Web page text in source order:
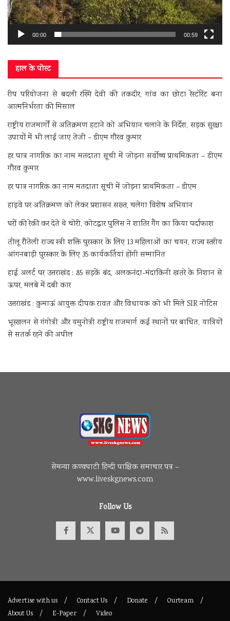
00:00 00:59
हाल के पोस्ट
रीप परियोजना से बदली रश्मि देवी की तकदीर, गांव का छोटा रेस्टोरेंट बना
आत्मनिर्भरता की मिसाल
राष्ट्रीय राजमार्गों से अतिक्रमण हटाने को अभियान चलाने के निर्देश, सड़क सुरक्षा
उपायों में भी लाई जाए तेजी – डीएम गौरव कुमार
हर पात्र नागरिक का नाम मतदाता सूची में जोड़ना सर्वोच्च प्राथमिकता – डीएम
गौरव कुमार
हर पात्र नागरिक का नाम मतदाता सूची में जोड़ना प्राथमिकता – डीएम
हाइवे पर अतिक्रमण को लेकर प्रशासन सख्त, चलेगा विशेष अभियान
घरों की रेकी कर देते थे चोरी, कोटद्वार पुलिस ने शातिर गैंग का किया पर्दाफाश
तीलू रौतेली राज्य स्त्री शक्ति पुरस्कार के लिए 13 महिलाओं का चयन, राज्य स्तरीय
आंगनबाड़ी पुरस्कार के लिए 35 कार्यकर्तियां होंगी सम्मानित
हाई अलर्ट पर उत्तराखंड : 85 सड़कें बंद, अलकनंदा-मंदाकिनी खतरे के निशान से
ऊपर, मलबे में दबी कार
उत्तराखंड : कुमाऊं आयुक्त दीपक रावत और विधायक को भी मिले SIR नोटिस
भूस्खलन से गंगोत्री और यमुनोत्री राष्ट्रीय राजमार्ग कई स्थानों पर बाधित, यात्रियों
से सतर्क रहने की अपील
सेमन्या कण्वघाटी हिन्दी पाक्षिक समाचार पत्र –
www.liveskgnews.com
Follow Us
Advertise with us Contact Us Donate
Ourteam
About Us
E-Paper Video